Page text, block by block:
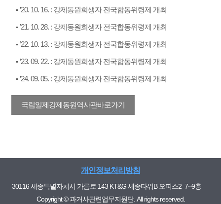
’20. 10. 16. : 강제동원희생자 전국합동위령제 개최
’21. 10. 28. : 강제동원희생자 전국합동위령제 개최
’22. 10. 13. : 강제동원희생자 전국합동위령제 개최
’23. 09. 22. : 강제동원희생자 전국합동위령제 개최
’24. 09. 05. : 강제동원희생자 전국합동위령제 개최
국립일제강제동원역사관바로가기
개인정보처리방침
30116 세종특별자치시 가름로 143 KT&G 세종타워B 오피스2 7~9층
Copyright © 과거사관련업무지원단. All rights reserved.